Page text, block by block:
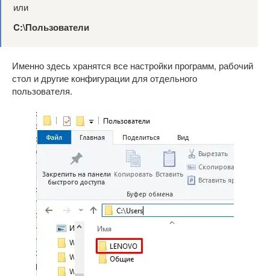
или
C:\Пользователи
Именно здесь хранятся все настройки программ, рабочий
стол и другие конфигурации для отдельного
пользователя.